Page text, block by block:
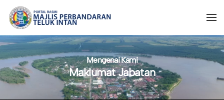
Mengenai Kami
Maklumat Jabatan